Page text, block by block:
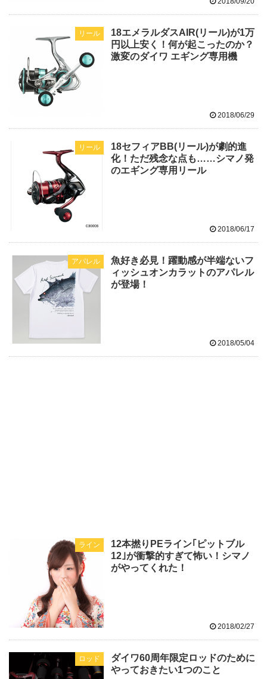
リール
18エメラルダスAIR(リール)が1万
円以上安く！何が起こったのか？
激変のダイワ エギング専用機
2018/06/29
リール
18セフィアBB(リール)が劇的進
化！ただ残念な点も……シマノ発
のエギング専用リール
2018/06/17
アパレル
魚好き必見！躍動感が半端ないフ
ィッシュオンカラットのアパレル
が登場！
2018/05/04
ライン
12本撚りPEライン｢ピットブル
12｣が衝撃的すぎて怖い！シマノ
がやってくれた！
2018/02/27
ロッド
ダイワ60周年限定ロッドのために
やっておきたい1つのこと